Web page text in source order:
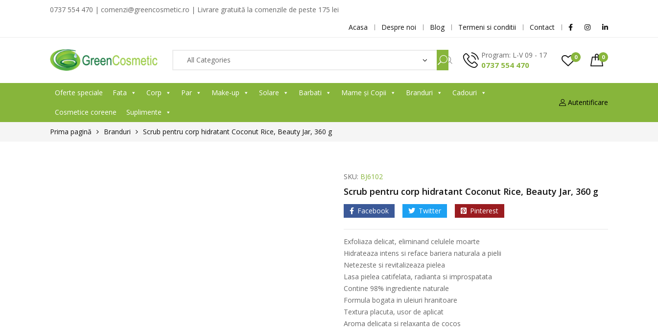
0737 554 470 | comenzi@greencosmetic.ro | Livrare gratuită la comenzile de peste 175 lei
Acasa
Despre noi Blog Termeni si conditii Contact
Program: L-V 09 - 17
0737 554 470
0 0
Oferte speciale Fata Corp Par Make-up Solare Barbati Mame și Copii Branduri Cadouri
Cosmetice coreene Suplimente
Autentificare
Prima pagină Branduri Scrub pentru corp hidratant Coconut Rice, Beauty Jar, 360 g
SKU: BJ6102
Scrub pentru corp hidratant Coconut Rice, Beauty Jar, 360 g
Facebook Twitter Pinterest
Exfoliaza delicat, eliminand celulele moarte
Hidrateaza intens si reface bariera naturala a pielii
Netezeste si revitalizeaza pielea
Lasa pielea catifelata, radianta si improspatata
Contine 98% ingrediente naturale
Formula bogata in uleiuri hranitoare
Textura placuta, usor de aplicat
Aroma delicata si relaxanta de cocos